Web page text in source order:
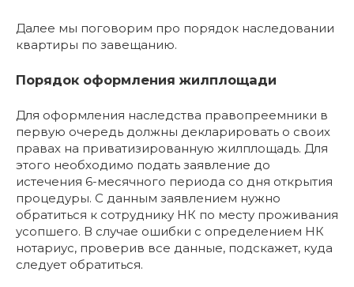
Далее мы поговорим про порядок наследовании
квартиры по завещанию.
Порядок оформления жилплощади
Для оформления наследства правопреемники в
первую очередь должны декларировать о своих
правах на приватизированную жилплощадь. Для
этого необходимо подать заявление до
истечения 6-месячного периода со дня открытия
процедуры. С данным заявлением нужно
обратиться к сотруднику НК по месту проживания
усопшего. В случае ошибки с определением НК
нотариус, проверив все данные, подскажет, куда
следует обратиться.